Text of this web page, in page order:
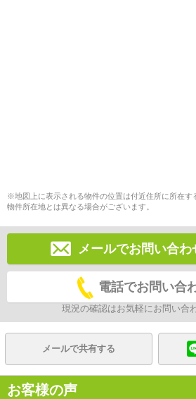
※地図上に表示される物件の位置は付近住所に所在す
物件所在地とは異なる場合がございます。
メールでお問い合わ
電話でお問い合
現況の確認はお気軽にお問い合
メールで共有する
お客様の声